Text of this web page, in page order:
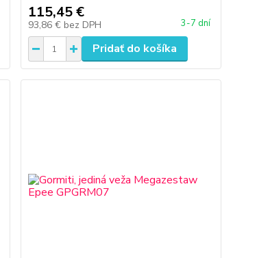
115,45 €
93,86 € bez DPH 3-7 dní
Pridať do košíka